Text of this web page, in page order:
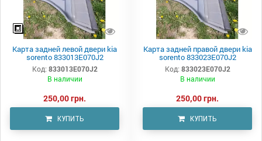
Карта задней левой двери kia
sorento 833013E070J2
Код: 833013E070J2
В наличии
250,00 грн.
КУПИТЬ
Карта задней правой двери kia
sorento 833023E070J2
Код: 833023E070J2
В наличии
250,00 грн.
КУПИТЬ